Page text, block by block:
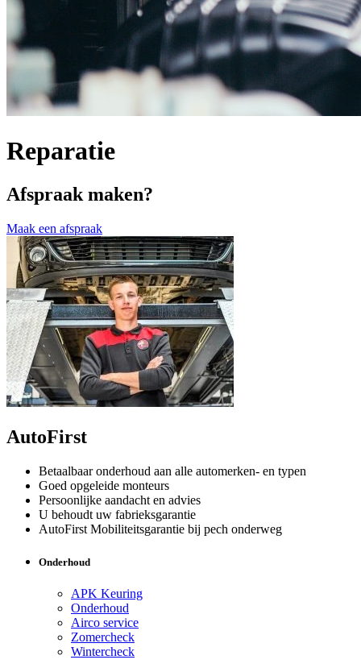
Reparatie
Afspraak maken?
Maak een afspraak
AutoFirst
Betaalbaar onderhoud aan alle automerken- en typen
Goed opgeleide monteurs
Persoonlijke aandacht en advies
U behoudt uw fabrieksgarantie
AutoFirst Mobiliteitsgarantie bij pech onderweg
Onderhoud
APK Keuring
Onderhoud
Airco service
Zomercheck
Wintercheck